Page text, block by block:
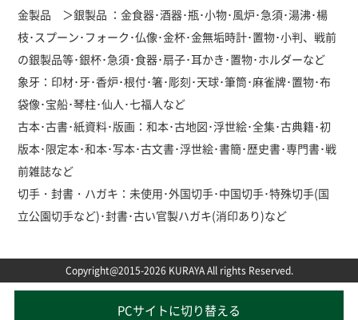
金製品 ＞銀製品 ：金食器･酒器･瓶･小物･風炉･急須･湯沸･楊
枝･スプーン･フォーク･仏像･金杯･金無垢時計･置物･小判、戦前
の銀製品等･銀杯･急須･食器･扇子･耳かき･置物･ホルダーなど
象牙：印材･牙･香炉･根付･箸･彫刻･天球･筆筒･麻雀牌･置物･布
袋像･宝船･琴柱･仙人･七福人など
古本･古書･紙資料･版画：和本･古地図･浮世絵･全集･古典籍･初
版本･限定本･和本･写本･古文書･浮世絵･書簡･歴史書･専門書･戦
前雑誌など
切手・封書・ハガキ：未使用･外国切手･中国切手･特殊切手(国
立公園切手など)･封書･古い官製ハガキ(消印あり)など
Copyright@2015-2026 KURAYA All rights Reserved.
PCサイトに切り替える